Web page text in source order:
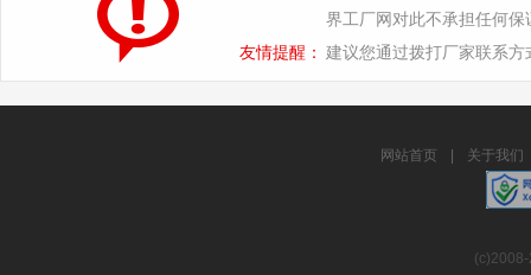
界工厂网对此不承担任何保
友情提醒： 建议您通过拨打厂家联系
网站首页 关于我们